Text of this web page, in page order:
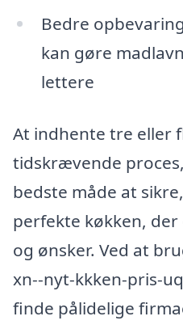
Bedre
kan gøre
lettere
At indhente tre eller
tidskrævende
bedste måde at
perfekte køkken,
og ønsker. Ved at
xn--nyt-kkken-pris-
finde pålidelige